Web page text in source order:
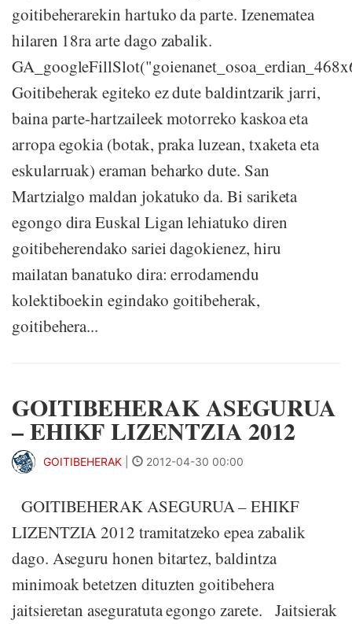
goitibeherarekin hartuko da parte. Izenematea
hilaren 18ra arte dago zabalik.
Goitibeherak egiteko ez dute baldintzarik jarri,
baina parte-hartzaileek motorreko kaskoa eta
arropa egokia (botak, praka luzean, txaketa eta
eskularruak) eraman beharko dute. San
Martzialgo maldan jokatuko da. Bi sariketa
egongo dira Euskal Ligan lehiatuko diren
goitibeherendako sariei dagokienez, hiru
mailatan banatuko dira: errodamendu
kolektiboekin egindako goitibeherak,
goitibehera...
GOITIBEHERAK ASEGURUA
– EHIKF LIZENTZIA 2012
GOITIBEHERAK 2012-04-30 00:00
GOITIBEHERAK ASEGURUA – EHIKF
LIZENTZIA 2012 tramitatzeko epea zabalik
dago. Aseguru honen bitartez, baldintza
minimoak betetzen dituzten goitibehera
jaitsieretan aseguratuta egongo zarete. Jaitsierak